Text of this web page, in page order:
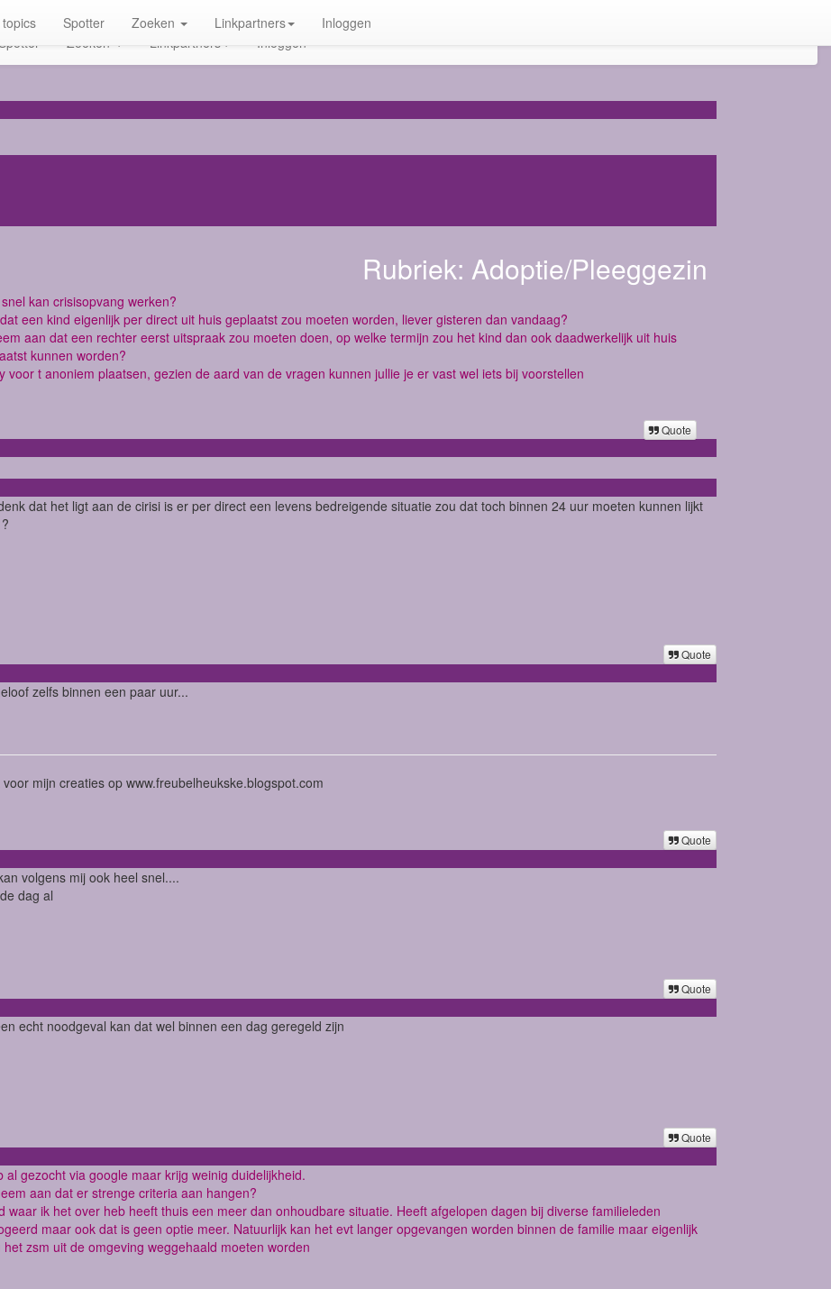
Spotter Zoeken Linkpartners Inloggen
Spotter Zoeken Linkpartners Inloggen
Rubriek: Adoptie/Pleeggezin
kan crisisopvang werken?
een kind eigenlijk per direct uit huis geplaatst zou moeten worden, liever gisteren dan vandaag?
aan dat een rechter eerst uitspraak zou moeten doen, op welke termijn zou het kind dan ook daadwerkelijk uit huis
kunnen worden?
voor t anoniem plaatsen, gezien de aard van de vragen kunnen jullie je er vast wel iets bij voorstellen
Quote
dat het ligt aan de cirisi is er per direct een levens bedreigende situatie zou dat toch binnen 24 uur moeten kunnen lijkt
Quote
zelfs binnen een paar uur...
voor mijn creaties op www.freubelheukske.blogspot.com
Quote
volgens mij ook heel snel....
dag al
Quote
echt noodgeval kan dat wel binnen een dag geregeld zijn
Quote
al gezocht via google maar krijg weinig duidelijkheid.
aan dat er strenge criteria aan hangen?
waar ik het over heb heeft thuis een meer dan onhoudbare situatie. Heeft afgelopen dagen bij diverse familieleden
maar ook dat is geen optie meer. Natuurlijk kan het evt langer opgevangen worden binnen de familie maar eigenlijk
het zsm uit de omgeving weggehaald moeten worden